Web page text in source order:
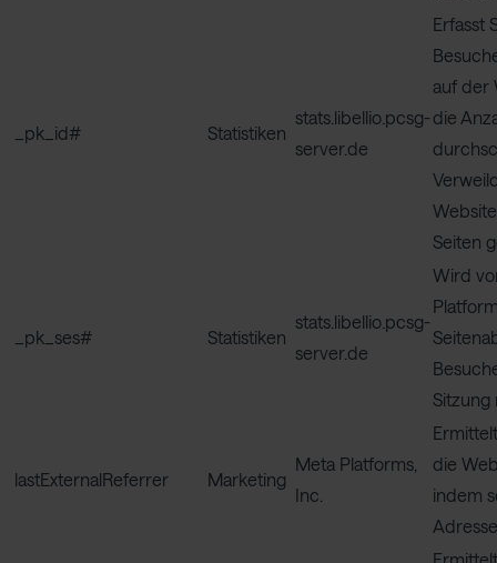
_pk_id# Statistiken
stats.libellio.pcsg-
server.de
Erfasst
auf der
die
Seiten
_pk_ses# Statistiken
stats.libellio.pcsg-
server.de
Wird
Sitzung
lastExternalReferrer Marketing
Meta Platforms,
Inc.
die
indem